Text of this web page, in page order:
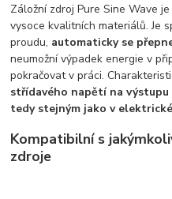
Záložní zdroj Pure Sine Wave
vysoce kvalitních materiálů. Je
proudu, automaticky se
neumožní výpadek energie v
pokračovat v práci.
střídavého napětí na výstupu
tedy stejným jako v
Kompatibilní s
zdroje